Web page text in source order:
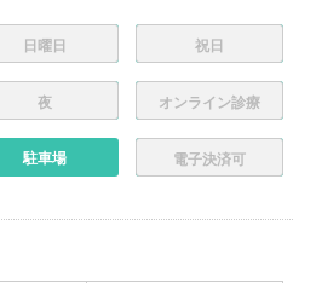
日曜日 祝日
夜 オンライン診療
駐車場 電子決済可